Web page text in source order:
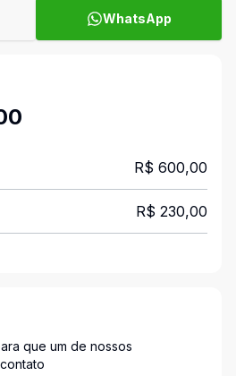
WhatsApp
R$ 600,00
R$ 230,00
que um de nossos